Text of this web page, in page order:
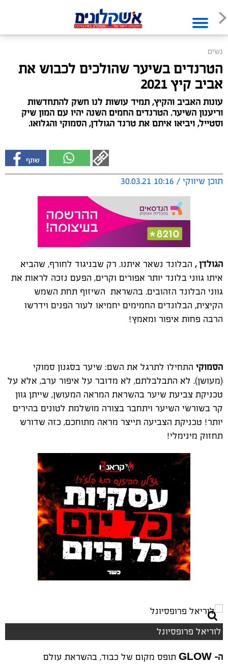
נשים
הטרנדים בשיער שהולכים לכבוש את
אביב קיץ 2021
עונות האביב והקיץ, תמיד עושות לנו חשק להתחדשות
וריענון השיער. הטרנדים החמים השנה יהיו עם המון שיק
וסטייל, ויביאו איתם את טרנד הגולדן, הסמוקי והגלואו.
תוכן שיווקי / 10:16 30.03.21
הגולדן , הבלונד נשאר איתנו. רק שבניגוד לחורף, שהביא
איתו גווני בלונד יותר אפורים וקרים, הפעם נזכה לראות את
גווני הבלונד הזהובים. בהשראת השיזוף תחת השמש
הקיצית, הבלונדים החמימים יחמיאו לעור הפנים וידרשו
הרבה פחות איפור ומאמץ!
הסמוקי התחילו לתרגל את השם: שיער בסגנון סמוקי
(מעושן). לא התבלבלתם, לא מדובר על איפור ערב, אלא על
טכניקת צביעת שיער בהשראת המראה המעושן, שייתן גוון
קר בשורשי השיער ויתחבר בצורה מושלמת לטונים בהירים
יותר! טכניקת הצביעה תייצר מראה מתוחכם, כזה שדורש
תחזוק מינימלי!
לוריאל פרופסיונל
ה- GLOW תופס מקום של כבוד, בהשראת עולם